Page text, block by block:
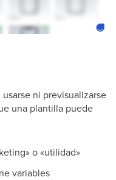
ni previsualizarse
una plantilla puede
o «utilidad»
variables